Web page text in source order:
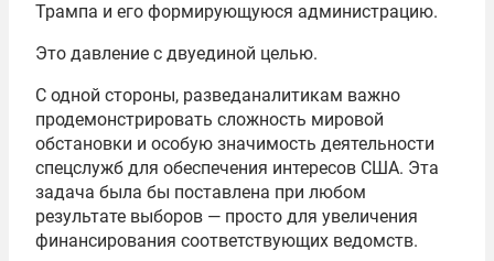
Трампа и его формирующуюся администрацию.
Это давление с двуединой целью.
С одной стороны, разведаналитикам важно
продемонстрировать сложность мировой
обстановки и особую значимость деятельности
спецслужб для обеспечения интересов США. Эта
задача была бы поставлена при любом
результате выборов — просто для увеличения
финансирования соответствующих ведомств.